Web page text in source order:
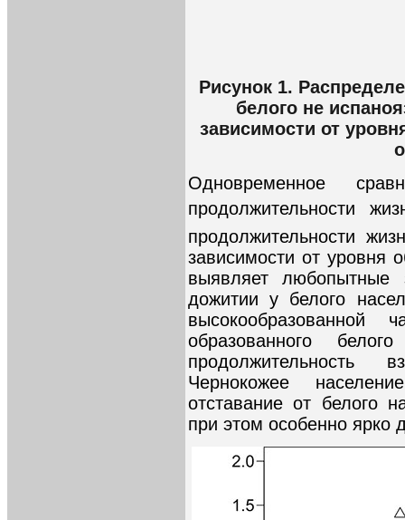
Рисунок 1.
белого не
зависимости от
Одновременное
продолжительности
продолжительности
зависимости от уровня
выявляет любопытные
дожитии у белого
образованного
продолжительность
Чернокожее
отставание от белого
при этом особенно ярко